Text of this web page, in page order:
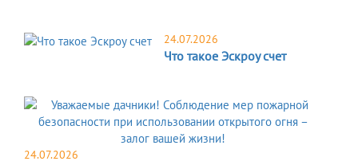
24.07.2026
Что такое Эскроу счет
24.07.2026